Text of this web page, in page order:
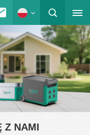
Z NAMI